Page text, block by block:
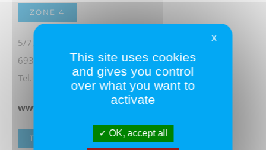
ZONE 4
5/7, a venue de Poumeyrol
69300 CALUIRE-ET-CUIRE
Tel. 04 37 40 25 38
www.cabotfinancial.fr
TOUS LES ADHÉRENTS
X
This site uses cookies
and gives you control
over what you want to
activate
OK, accept all